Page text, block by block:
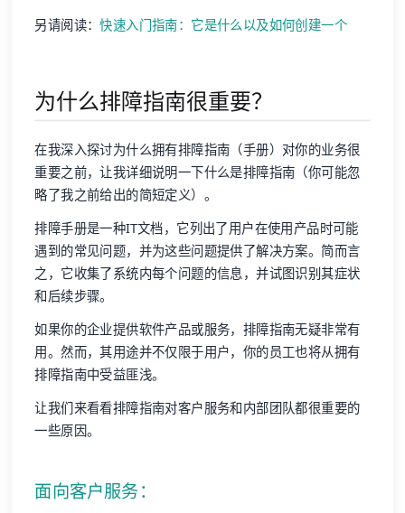
另请阅读：快速入门指南：它是什么以及如何创建一个
为什么排障指南很重要？
在我深入探讨为什么拥有排障指南（手册）对你的业务很
重要之前，让我详细说明一下什么是排障指南（你可能忽
略了我之前给出的简短定义）。
排障手册是一种IT文档，它列出了用户在使用产品时可能
遇到的常见问题，并为这些问题提供了解决方案。简而言
之，它收集了系统内每个问题的信息，并试图识别其症状
和后续步骤。
如果你的企业提供软件产品或服务，排障指南无疑非常有
用。然而，其用途并不仅限于用户，你的员工也将从拥有
排障指南中受益匪浅。
让我们来看看排障指南对客户服务和内部团队都很重要的
一些原因。
面向客户服务：